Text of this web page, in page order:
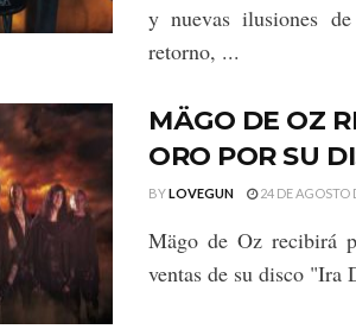
y nuevas ilusiones
retorno, ...
MÄGO DE OZ
ORO POR SU
BYLOVEGUN 24 DE AGOSTO
Mägo de Oz recibirá
ventas de su disco "Ira